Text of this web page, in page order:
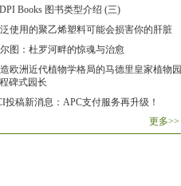
Books 图书类型介绍 (三)
使用的聚乙烯塑料可能会损害你的肝脏
图：杜罗河畔的惊魂与治愈
欧洲近代植物学格局的马德里皇家植物园
碑式园长
投稿新消息：APC支付服务再升级！
更多>>